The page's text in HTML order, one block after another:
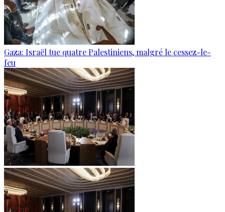
Gaza: Israël tue quatre Palestiniens, malgré le cessez-le-
feu